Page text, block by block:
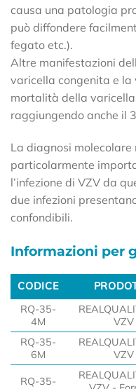
causa una patologia
può diffondere
fegato etc.).
Altre manifestazioni
varicella congenita e
mortalità della
raggiungendo anche il
La diagnosi molecolare
particolarmente
l’infezione di VZV da
due infezioni
confondibili.
Informazioni per
CODICE
CODICE
RQ-35-
4M
VZV
RQ-35-
6M
VZV
RQ-35-